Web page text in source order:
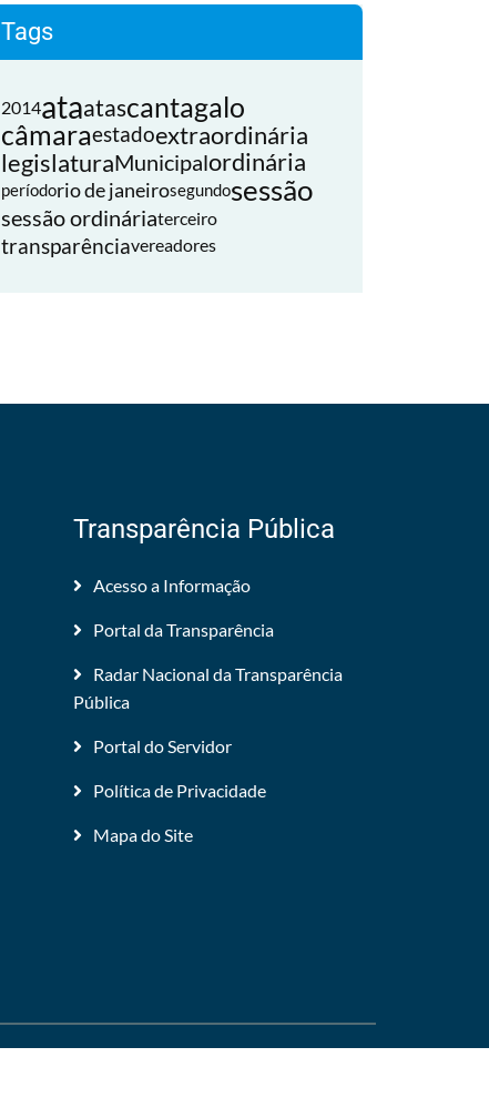
Tags
2014ataatascantagalo
câmaraestadoextraordinária
legislaturaMunicipalordinária
períodorio de janeirosegundosessão
sessão ordináriaterceiro
transparênciavereadores
Transparência Pública
Acesso a Informação
Portal da Transparência
Radar Nacional da Transparência
Pública
Portal do Servidor
Política de Privacidade
Mapa do Site